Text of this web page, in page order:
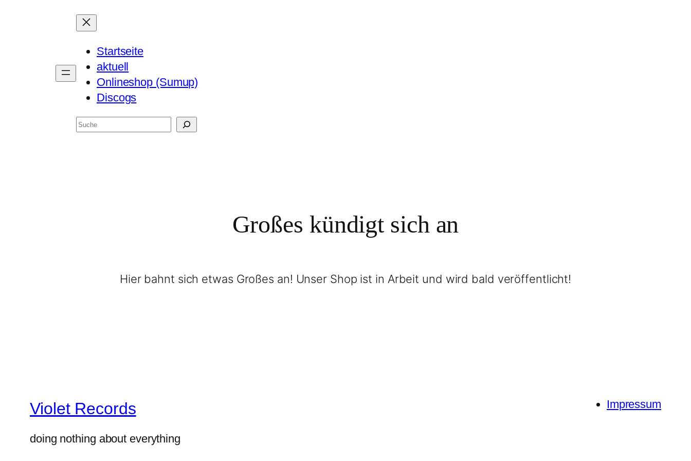
Startseite
aktuell
Onlineshop (Sumup)
Discogs
Suchen
Großes kündigt sich an
Hier bahnt sich etwas Großes an! Unser Shop ist in Arbeit und wird bald veröffentlicht!
Violet Records
doing nothing about everything
Impressum